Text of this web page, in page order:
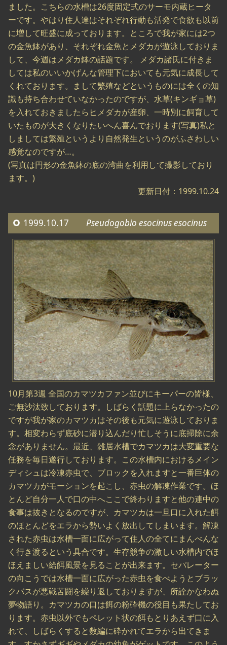
ました。こちらの水槽は26度固定式のサーモ内蔵ヒータ
ーです。やはり住人達はそれぞれ行動も活発で食欲も以前
に増して旺盛に成っております。ところで我が家には2つ
の金魚鉢があり、それぞれ金魚とメダカが遊泳しておりま
して、今週はメダカ鉢の話題です。 メダカ諸氏に付きま
しては私のいいかげんな管理下においても元気に成長して
くれております。まして繁殖などというものには全くの知
識も持ち合わせていなかったのですが、水草(キンギョ草)
を入れておきましたらヒメダカが産卵、一時別に飼育して
いたものが大きくなりたいへん喜んでおります(写真)私と
しましては繁殖というより自然発生というのがふさわしい
感覚なのですが…。
(写真は円形の金魚鉢の底の湾曲を利用して撮影しており
ます。)
更新日付：1999.10.24
1999.10.17 Pseudogobio esocinus esocinus
10月第3週 全国のカマツカファン並びにキーパーの皆様、
ご無沙汰致しております。しばらく話題に上らなかったの
ですが我が家のカマツカはその後も元気に遊泳しておりま
す。相変わらず底砂に潜り込んだり忙しそうに底掃除に余
念がありません。最近、雑居水槽でカマツカは大変重要な
任務を毎日遂行しております。この水槽内におけるメイン
ディシュは冷凍赤虫で、ブロックを入れますと一番巨体の
カマツカがモーションを起こし、赤虫の解凍作業です。ほ
とんど自分一人で口の中へここで終わりますと他の連中の
食事は抜きとなるのですが、カマツカは一旦口に入れた餌
のほとんどをエラから勢いよく放出してしまいます。解凍
された赤虫は水槽一面に広がって住人の全てにまんべんな
く行き渡るという具合です。生存競争の激しい水槽内でほ
ほえましい給餌風景を見ることが出来ます。セパレーター
の向こうでは水槽一面に広がった赤虫を食べようとブラッ
クバスが悪戦苦闘を繰り返しておりますが、所詮かなわぬ
夢物語り。カマツカの口は餌の粉砕機の役目も果たしてお
ります。赤虫以外でもペレット状の餌もとりあえず口に入
れて、しばらくすると数編に砕かれてエラから出てきま